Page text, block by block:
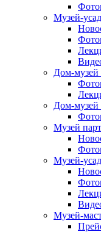
Музей-
Дом-
Дом-
Музей
Музей-
Музей-